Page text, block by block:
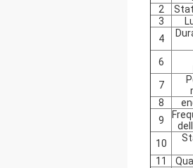
2
3
4
6
7
8
9
10
11